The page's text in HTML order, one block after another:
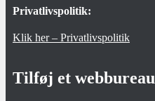
Privatlivspolitik:
Klik her – Privatlivspolitik
Tilføj et webbureau